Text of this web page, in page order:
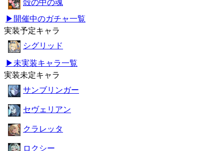
殻の中の魂
▶開催中のガチャ一覧
実装予定キャラ
シグリッド
▶未実装キャラ一覧
実装未定キャラ
サンブリンガー
セヴェリアン
クラレッタ
ロクシー